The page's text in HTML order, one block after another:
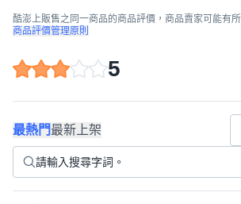
酷澎上販售之同一商品的商品評價，商品賣家可能有所
商品評價管理原則
5
最熱門最新上架